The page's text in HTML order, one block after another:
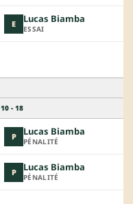
E Lucas Biamba
ESSAI
10 - 18
P Lucas Biamba
PÉNALITÉ
P Lucas Biamba
PÉNALITÉ